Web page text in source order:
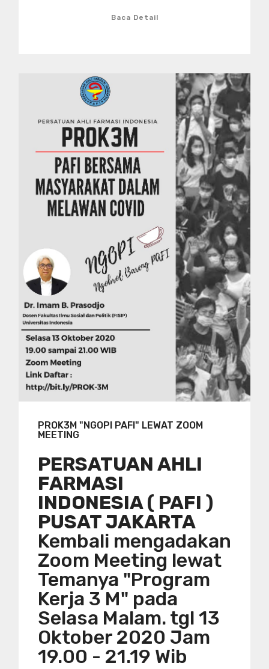
Baca Detail
PROK3M "NGOPI PAFI" LEWAT ZOOM
MEETING
PERSATUAN AHLI
FARMASI
INDONESIA ( PAFI )
PUSAT JAKARTA
Kembali mengadakan
Zoom Meeting lewat
Temanya "Program
Kerja 3 M" pada
Selasa Malam. tgl 13
Oktober 2020 Jam
19.00 - 21.19 Wib